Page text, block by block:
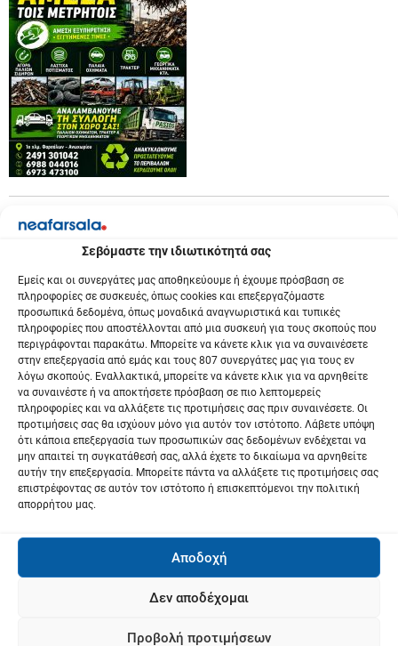
Σεβόμαστε την ιδιωτικότητά σας
Εμείς και οι συνεργάτες μας αποθηκεύουμε ή έχουμε πρόσβαση σε
πληροφορίες σε συσκευές, όπως cookies και επεξεργαζόμαστε
προσωπικά δεδομένα, όπως μοναδικά αναγνωριστικά και τυπικές
πληροφορίες που αποστέλλονται από μια συσκευή για τους σκοπούς που
περιγράφονται παρακάτω. Μπορείτε να κάνετε κλικ για να συναινέσετε
στην επεξεργασία από εμάς και τους 807 συνεργάτες μας για τους εν
λόγω σκοπούς. Εναλλακτικά, μπορείτε να κάνετε κλικ για να αρνηθείτε
να συναινέστε ή να αποκτήσετε πρόσβαση σε πιο λεπτομερείς
πληροφορίες και να αλλάξετε τις προτιμήσεις σας πριν συναινέσετε. Οι
προτιμήσεις σας θα ισχύουν μόνο για αυτόν τον ιστότοπο. Λάβετε υπόψη
ότι κάποια επεξεργασία των προσωπικών σας δεδομένων ενδέχεται να
μην απαιτεί τη συγκατάθεσή σας, αλλά έχετε το δικαίωμα να αρνηθείτε
αυτήν την επεξεργασία. Μπορείτε πάντα να αλλάξετε τις προτιμήσεις σας
επιστρέφοντας σε αυτόν τον ιστότοπο ή επισκεπτόμενοι την πολιτική
απορρήτου μας.
Αποδοχή
Δεν αποδέχομαι
Προβολή προτιμήσεων
xx
Π
λ
ο
ή
γ
η
σ
η
ά
ρ
ΥΠΑΑΤ: Στο 96% η συμμόρφωση των
δειγμάτων Μαΐου για υπολείμματα
φυτοπροστατευτικών προϊόντων
Next:
Οι The Swingin’ Cats γιορτάζουν τον
πρώτο χρόνο της Αρχαιολογικής Συλλογής
Φαρσάλων με μια μοναδική συναυλία